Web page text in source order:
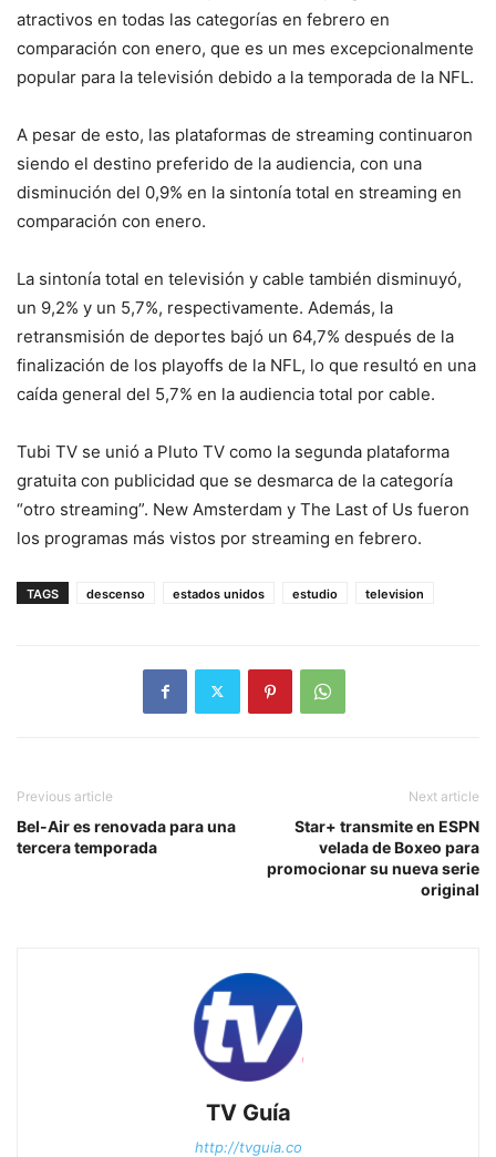
atractivos en todas las categorías en febrero en
comparación con enero, que es un mes excepcionalmente
popular para la televisión debido a la temporada de la NFL.
A pesar de esto, las plataformas de streaming continuaron
siendo el destino preferido de la audiencia, con una
disminución del 0,9% en la sintonía total en streaming en
comparación con enero.
La sintonía total en televisión y cable también disminuyó,
un 9,2% y un 5,7%, respectivamente. Además, la
retransmisión de deportes bajó un 64,7% después de la
finalización de los playoffs de la NFL, lo que resultó en una
caída general del 5,7% en la audiencia total por cable.
Tubi TV se unió a Pluto TV como la segunda plataforma
gratuita con publicidad que se desmarca de la categoría
“otro streaming”. New Amsterdam y The Last of Us fueron
los programas más vistos por streaming en febrero.
TAGS descenso estados unidos estudio television
Previous article
Bel-Air es renovada para una
tercera temporada
Next article
Star+ transmite en ESPN
velada de Boxeo para
promocionar su nueva serie
original
TV Guía
http://tvguia.co